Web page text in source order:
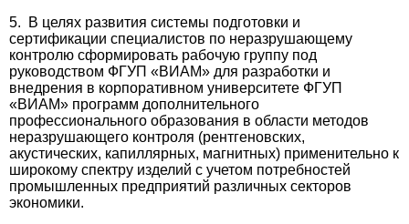
5. В целях развития системы подготовки и
сертификации специалистов по неразрушающему
контролю сформировать рабочую группу под
руководством ФГУП «ВИАМ» для разработки и
внедрения в корпоративном университете ФГУП
«ВИАМ» программ дополнительного
профессионального образования в области методов
неразрушающего контроля (рентгеновских,
акустических, капиллярных, магнитных) применительно к
широкому спектру изделий с учетом потребностей
промышленных предприятий различных секторов
экономики.